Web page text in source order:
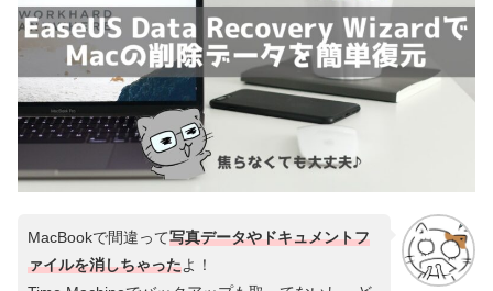
MacBookで間違って写真データやドキュメントフ
ァイルを消しちゃったよ！